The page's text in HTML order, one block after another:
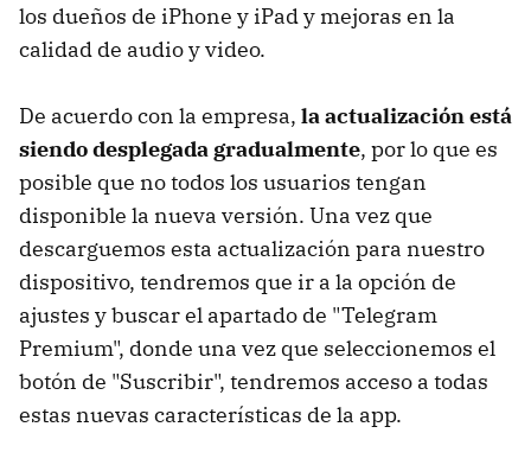
los dueños de iPhone y iPad y mejoras en la
calidad de audio y video.
De acuerdo con la empresa, la actualización está
siendo desplegada gradualmente, por lo que es
posible que no todos los usuarios tengan
disponible la nueva versión. Una vez que
descarguemos esta actualización para nuestro
dispositivo, tendremos que ir a la opción de
ajustes y buscar el apartado de "Telegram
Premium", donde una vez que seleccionemos el
botón de "Suscribir", tendremos acceso a todas
estas nuevas características de la app.